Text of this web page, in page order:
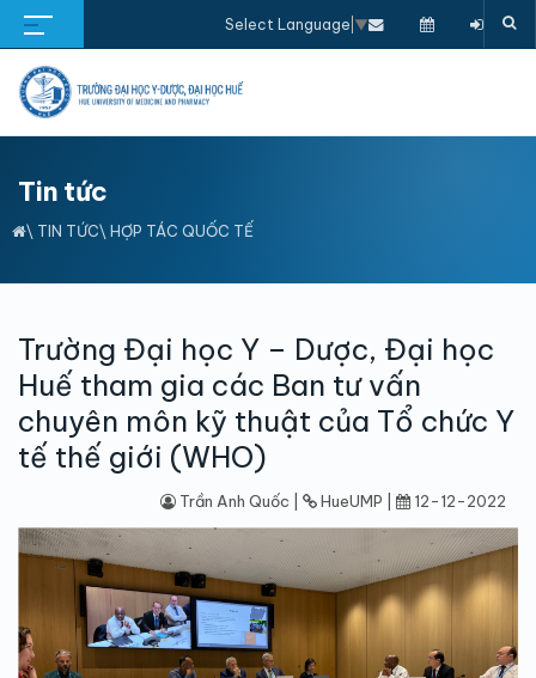
Select Language ▼
Tin tức
\ TIN TỨC\ HỢP TÁC QUỐC TẾ
Trường Đại học Y – Dược, Đại học
Huế tham gia các Ban tư vấn
chuyên môn kỹ thuật của Tổ chức Y
tế thế giới (WHO)
Trần Anh Quốc | HueUMP | 12-12-2022